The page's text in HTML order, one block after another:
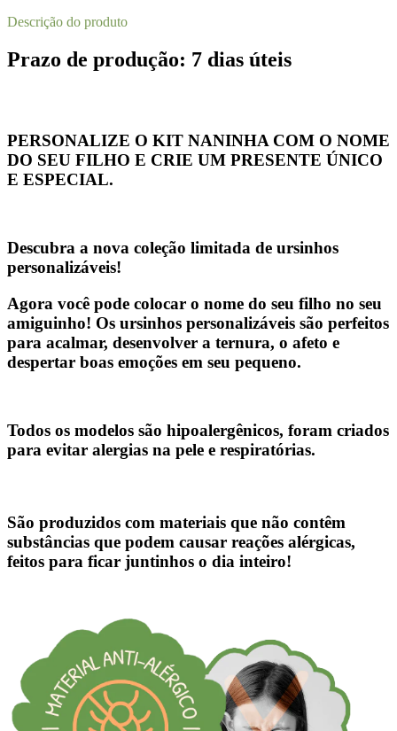
Descrição do produto
Prazo de produção: 7 dias úteis
PERSONALIZE O KIT NANINHA COM O NOME
DO SEU FILHO E CRIE UM PRESENTE ÚNICO
E ESPECIAL.
Descubra a nova coleção limitada de ursinhos
personalizáveis!
Agora você pode colocar o nome do seu filho no seu
amiguinho! Os ursinhos personalizáveis são perfeitos
para acalmar, desenvolver a ternura, o afeto e
despertar boas emoções em seu pequeno.
Todos os modelos são hipoalergênicos, foram criados
para evitar alergias na pele e respiratórias.
São produzidos com materiais que não contêm
substâncias que podem causar reações alérgicas,
feitos para ficar juntinhos o dia inteiro!